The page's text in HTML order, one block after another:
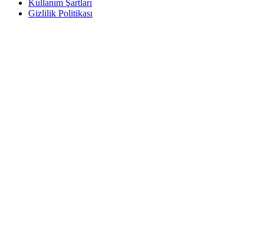
Kullanım Şartları
Gizlilik Politikası